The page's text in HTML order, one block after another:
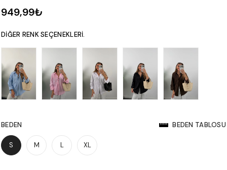
949,99₺
DIĞER RENK SEÇENEKLERI.
BEDEN TABLOSU
BEDEN
S M L XL